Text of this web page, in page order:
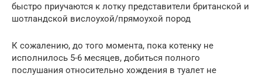
быстро приучаются к лотку представители британской и
шотландской вислоухой/прямоухой пород
К сожалению, до того момента, пока котенку не
исполнилось 5-6 месяцев, добиться полного
послушания относительно хождения в туалет не